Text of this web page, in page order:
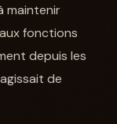
maintenir
fonctions
depuis les
de